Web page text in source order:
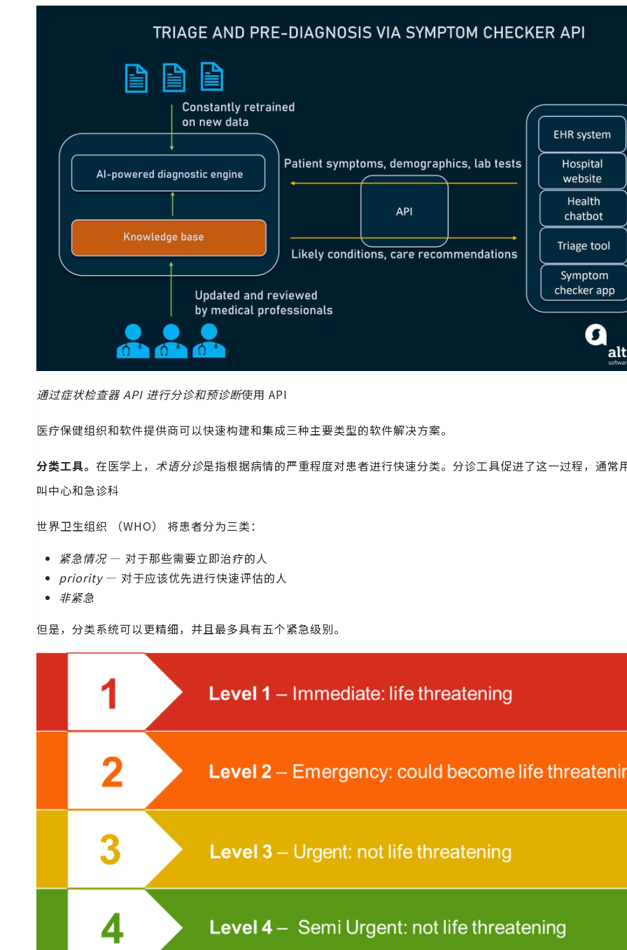
通过症状检查器 API 进行分诊和预诊断使用 API
医疗保健组织和软件提供商可以快速构建和集成三种主要类型的软件解决方案。
分类工具。 在医学上， 术语分诊是指根据病情的严重程度对患者进行快速分类。分诊工具促进了这一过程，通常
叫中心和急诊科
世界卫生组织 （WHO） 将患者分为三类：
紧急情况— 对于那些需要立即治疗的人
priority— 对于应该优先进行快速评估的人
非紧急
但是，分类系统可以更精细，并且最多具有五个紧急级别。